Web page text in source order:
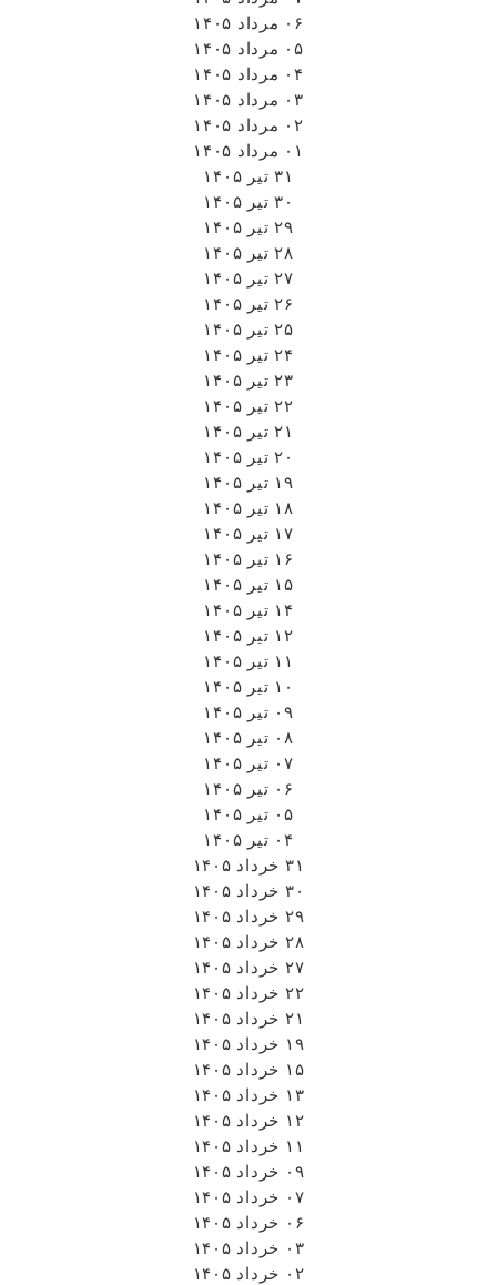
۳۰ تیر ۱۴۰۵
۲۹ تیر ۱۴۰۵
۲۸ تیر ۱۴۰۵
۲۷ تیر ۱۴۰۵
۲۶ تیر ۱۴۰۵
۲۵ تیر ۱۴۰۵
۲۴ تیر ۱۴۰۵
۲۳ تیر ۱۴۰۵
۲۲ تیر ۱۴۰۵
۲۱ تیر ۱۴۰۵
۲۰ تیر ۱۴۰۵
۱۹ تیر ۱۴۰۵
۱۸ تیر ۱۴۰۵
۱۷ تیر ۱۴۰۵
۱۶ تیر ۱۴۰۵
۱۵ تیر ۱۴۰۵
۱۴ تیر ۱۴۰۵
۱۲ تیر ۱۴۰۵
۱۱ تیر ۱۴۰۵
۱۰ تیر ۱۴۰۵
۰۹ تیر ۱۴۰۵
۰۸ تیر ۱۴۰۵
۰۷ تیر ۱۴۰۵
۰۶ تیر ۱۴۰۵
۰۵ تیر ۱۴۰۵
۰۴ تیر ۱۴۰۵
۳۱ خرداد ۱۴۰۵
۳۰ خرداد ۱۴۰۵
۲۹ خرداد ۱۴۰۵
۲۸ خرداد ۱۴۰۵
۲۷ خرداد ۱۴۰۵
۲۲ خرداد ۱۴۰۵
۲۱ خرداد ۱۴۰۵
۱۹ خرداد ۱۴۰۵
۱۵ خرداد ۱۴۰۵
۱۳ خرداد ۱۴۰۵
۱۲ خرداد ۱۴۰۵
۱۱ خرداد ۱۴۰۵
۰۹ خرداد ۱۴۰۵
۰۷ خرداد ۱۴۰۵
۰۶ خرداد ۱۴۰۵
۰۳ خرداد ۱۴۰۵
۰۲ خرداد ۱۴۰۵
۲۷ اردیبهشت ۱۴۰۵
۲۶ اردیبهشت ۱۴۰۵
۲۵ اردیبهشت ۱۴۰۵
۲۴ اردیبهشت ۱۴۰۵